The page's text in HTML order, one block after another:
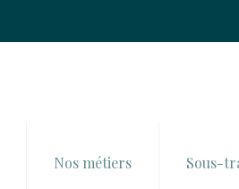
Nos métiers Sous-